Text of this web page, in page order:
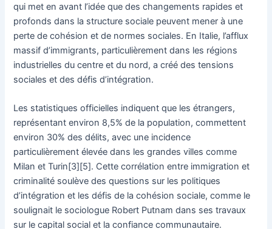
qui met en avant l’idée que des changements rapides et
profonds dans la structure sociale peuvent mener à une
perte de cohésion et de normes sociales. En Italie, l’afflux
massif d’immigrants, particulièrement dans les régions
industrielles du centre et du nord, a créé des tensions
sociales et des défis d’intégration.
Les statistiques officielles indiquent que les étrangers,
représentant environ 8,5% de la population, commettent
environ 30% des délits, avec une incidence
particulièrement élevée dans les grandes villes comme
Milan et Turin[3][5]. Cette corrélation entre immigration et
criminalité soulève des questions sur les politiques
d’intégration et les défis de la cohésion sociale, comme le
soulignait le sociologue Robert Putnam dans ses travaux
sur le capital social et la confiance communautaire.